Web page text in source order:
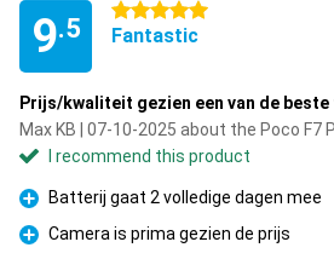
9.5
5 stars
Fantastic
Prijs/kwaliteit gezien een van de
Max KB | 07-10-2025 about the Poco F7
I recommend this product
Pro
Batterij gaat 2 volledige dagen mee
Pro
Camera is prima gezien de prijs